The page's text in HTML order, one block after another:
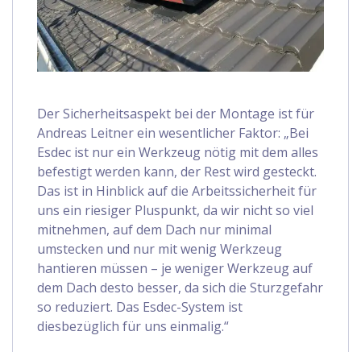
Der Sicherheitsaspekt bei der Montage ist für
Andreas Leitner ein wesentlicher Faktor: „Bei
Esdec ist nur ein Werkzeug nötig mit dem alles
befestigt werden kann, der Rest wird gesteckt.
Das ist in Hinblick auf die Arbeitssicherheit für
uns ein riesiger Pluspunkt, da wir nicht so viel
mitnehmen, auf dem Dach nur minimal
umstecken und nur mit wenig Werkzeug
hantieren müssen – je weniger Werkzeug auf
dem Dach desto besser, da sich die Sturzgefahr
so reduziert. Das Esdec-System ist
diesbezüglich für uns einmalig.“